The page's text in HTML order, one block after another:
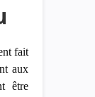
fait
aux
être